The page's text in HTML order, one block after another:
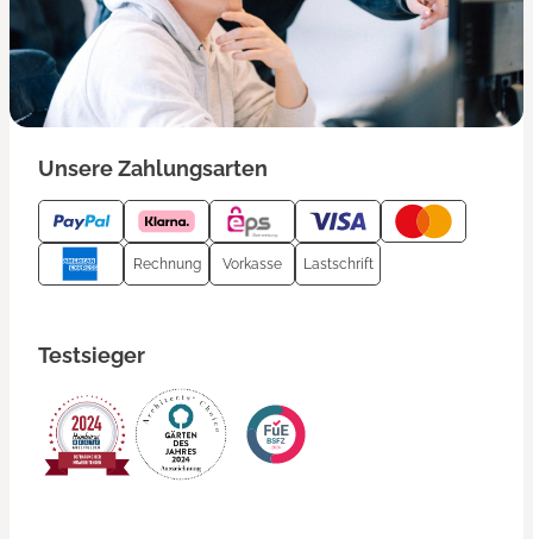
Unsere Zahlungsarten
Rechnung Vorkasse Lastschrift
Testsieger